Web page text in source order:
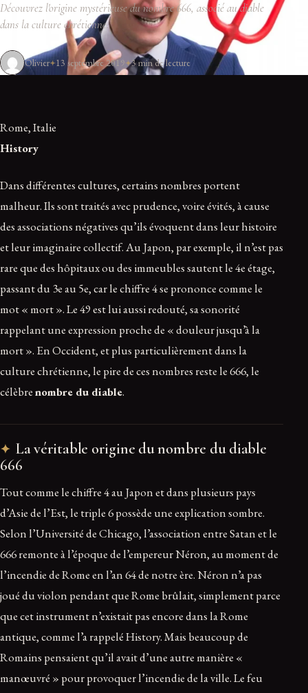
Découvrez l'origine mystérieuse du nombre 666, associé au diable
dans la culture chrétienne.
Olivier 13 septembre 2019 3 min de lecture
Rome, Italie
History
Dans différentes cultures, certains nombres portent
malheur. Ils sont traités avec prudence, voire évités, à cause
des associations négatives qu’ils évoquent dans leur histoire
et leur imaginaire collectif. Au Japon, par exemple, il n’est pas
rare que des hôpitaux ou des immeubles sautent le 4e étage,
passant du 3e au 5e, car le chiffre 4 se prononce comme le
mot « mort ». Le 49 est lui aussi redouté, sa sonorité
rappelant une expression proche de « douleur jusqu’à la
mort ». En Occident, et plus particulièrement dans la
culture chrétienne, le pire de ces nombres reste le 666, le
célèbrenombre du diable.
La véritable origine du nombre du diable
666
Tout comme le chiffre 4 au Japon et dans plusieurs pays
d’Asie de l’Est, le triple 6 possède une explication sombre.
Selon l’Université de Chicago, l’association entre Satan et le
666 remonte à l’époque de l’empereur Néron, au moment de
l’incendie de Rome en l’an 64 de notre ère. Néron n’a pas
joué du violon pendant que Rome brûlait, simplement parce
que cet instrument n’existait pas encore dans la Rome
antique, comme l’a rappelé History. Mais beaucoup de
Romains pensaient qu’il avait d’une autre manière «
manœuvré » pour provoquer l’incendie de la ville. Le feu